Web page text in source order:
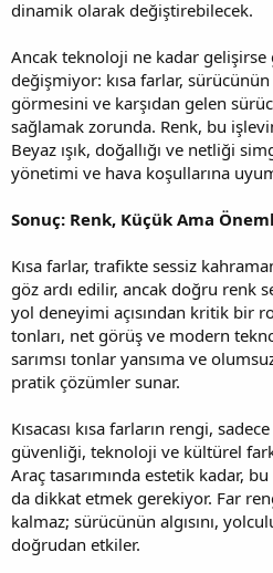
dinamik olarak değiştirebilecek.
Ancak teknoloji ne kadar
değişmiyor: kısa farlar,
görmesini ve karşıdan gelen
sağlamak zorunda. Renk, bu
Beyaz ışık, doğallığı ve netliği
yönetimi ve hava koşullarına
Sonuç: Renk, Küçük Ama
Kısa farlar, trafikte sessiz
göz ardı edilir, ancak doğru renk
yol deneyimi açısından kritik bir
tonları, net görüş ve modern
sarımsı tonlar yansıma ve
pratik çözümler sunar.
Kısacası kısa farların rengi,
güvenliği, teknoloji ve kültürel
Araç tasarımında estetik kadar,
da dikkat etmek gerekiyor. Far
kalmaz; sürücünün algısını,
doğrudan etkiler.